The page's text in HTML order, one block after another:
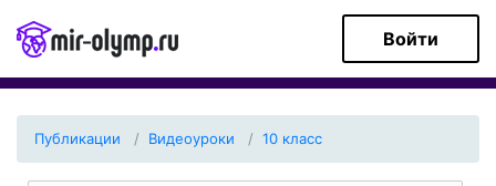
Войти
Публикации Видеоуроки 10 класс